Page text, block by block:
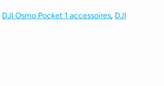
DJI Osmo Pocket 1 accessoires, DJI